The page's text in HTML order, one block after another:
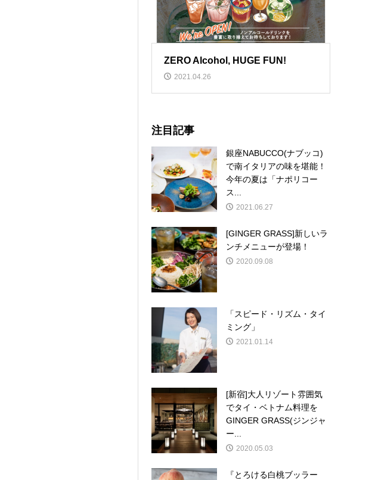
ZERO Alcohol, HUGE FUN!
2021.04.26
注目記事
銀座NABUCCO(ナブッコ)
で南イタリアの味を堪能！
今年の夏は「ナポリコー
ス...
2021.06.27
[GINGER GRASS]新しいラ
ンチメニューが登場！
2020.09.08
「スピード・リズム・タイ
ミング」
2021.01.14
[新宿]大人リゾート雰囲気
でタイ・ベトナム料理を
GINGER GRASS(ジンジャ
ー...
2020.05.03
『とろける白桃ブッラー